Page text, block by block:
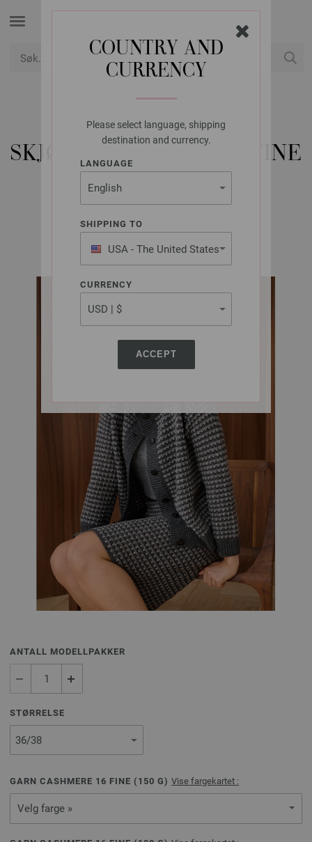
COUNTRY AND
CURRENCY
Please select language, shipping
destination and currency.
LANGUAGE
SHIPPING TO
USA - The United States
of America
CURRENCY
ACCEPT
LANA GROSSA
SKJØRT CASHMERE 16 FINE
& GLAMOUR
Classici No. 29 | Modell 23
ANTALL MODELLPAKKER
STØRRELSE
GARN CASHMERE 16 FINE ( 150 G) Vise fargekartet :
Velg farge »